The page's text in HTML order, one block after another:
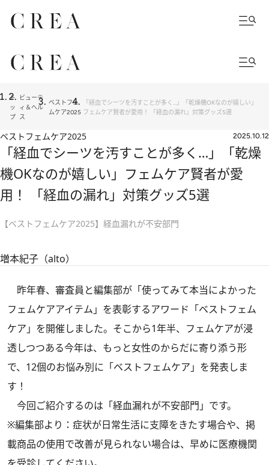
ト
ッ
プ
ビューテ
ィ＆ヘル
ス
ベストフェ
ムケア2025
「経血でシーツを汚すことが多く…」「乾燥機OKなのが嬉しい」
フェムケア賢者が愛用！ 「経血の漏れ」対策グッズ5選
ベストフェムケア2025 2025.10.12
「経血でシーツを汚すことが多く…」「乾燥
機OKなのが嬉しい」フェムケア賢者が愛
用！ 「経血の漏れ」対策グッズ5選
【ベストフェムケア2025】経血漏れが不安部門
増本紀子（alto）
昨年春、審査員と編集部が「使ってみて本当によかった
フェムケアアイテム」を表彰するアワード「ベストフェム
ケア」を開催しました。そこから1年半、フェムケアが浸
透しつつある今年は、もっと女性のからだに寄り添う形
で、12個のお悩み別に「ベストフェムケア」を発表しま
す！
今回ご紹介するのは「経血漏れが不安部門」です。
※編集部より：症状が日常生活に支障をきたす場合や、掲
載商品の使用で改善が見られない場合は、早めに医療機関